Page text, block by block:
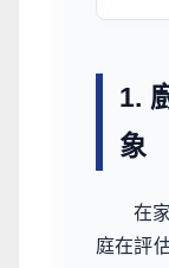
1.
象
在
庭在評